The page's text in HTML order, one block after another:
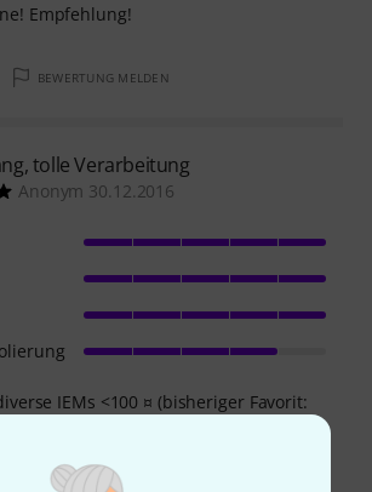
Empfehlung!
BEWERTUNG MELDEN
tolle Verarbeitung
Anonym 30.12.2016
IEMs <100 ¤ (bisheriger Favorit:
Technica ATH-M50, Beyerdynamics